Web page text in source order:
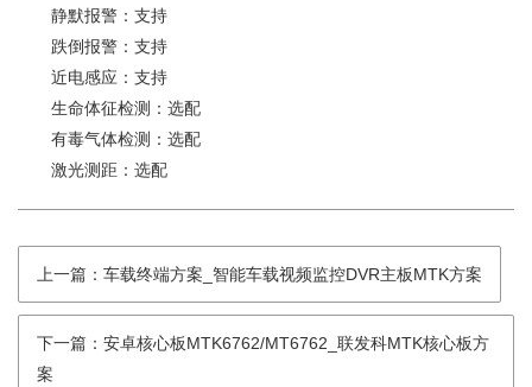
静默报警：支持
跌倒报警：支持
近电感应：支持
生命体征检测：选配
有毒气体检测：选配
激光测距：选配
上一篇：车载终端方案_智能车载视频监控DVR主板MTK方案
下一篇：安卓核心板MTK6762/MT6762_联发科MTK核心板方
案